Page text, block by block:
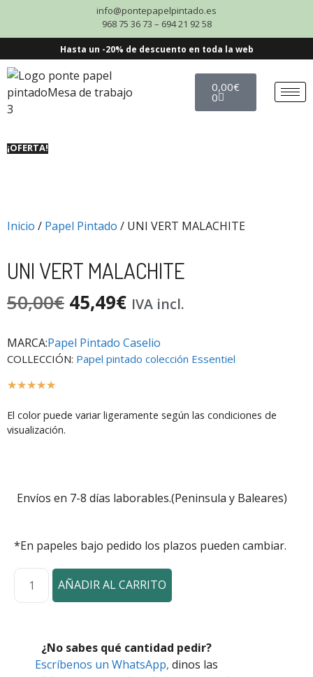
info@pontepapelpintado.es
968 75 36 73 – 694 21 92 58
Hasta un -20% de descuento en toda la web
0,00€
0
¡OFERTA!
Inicio / Papel Pintado / UNI VERT MALACHITE
UNI VERT MALACHITE
50,00€ 45,49€ IVA incl.
MARCA:Papel Pintado Caselio
COLLECCIÓN: Papel pintado colección Essentiel
☆☆☆☆☆
El color puede variar ligeramente según las condiciones de
visualización.
Envíos en 7-8 días laborables.(Peninsula y Baleares)
*En papeles bajo pedido los plazos pueden cambiar.
AÑADIR AL CARRITO
¿No sabes qué cantidad pedir?
Escríbenos un WhatsApp, dinos las